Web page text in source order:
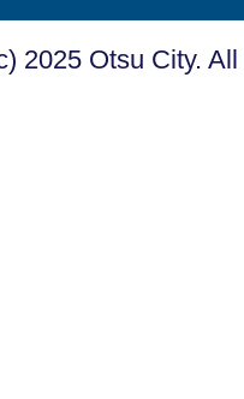
2025 Otsu City.